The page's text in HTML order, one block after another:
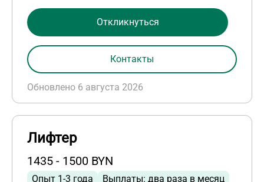
Обновлено 6 августа 2026
Откликнуться
Контакты
Лифтер
1435 - 1500 BYN
Опыт 1-3 года Выплаты: два раза в месяц